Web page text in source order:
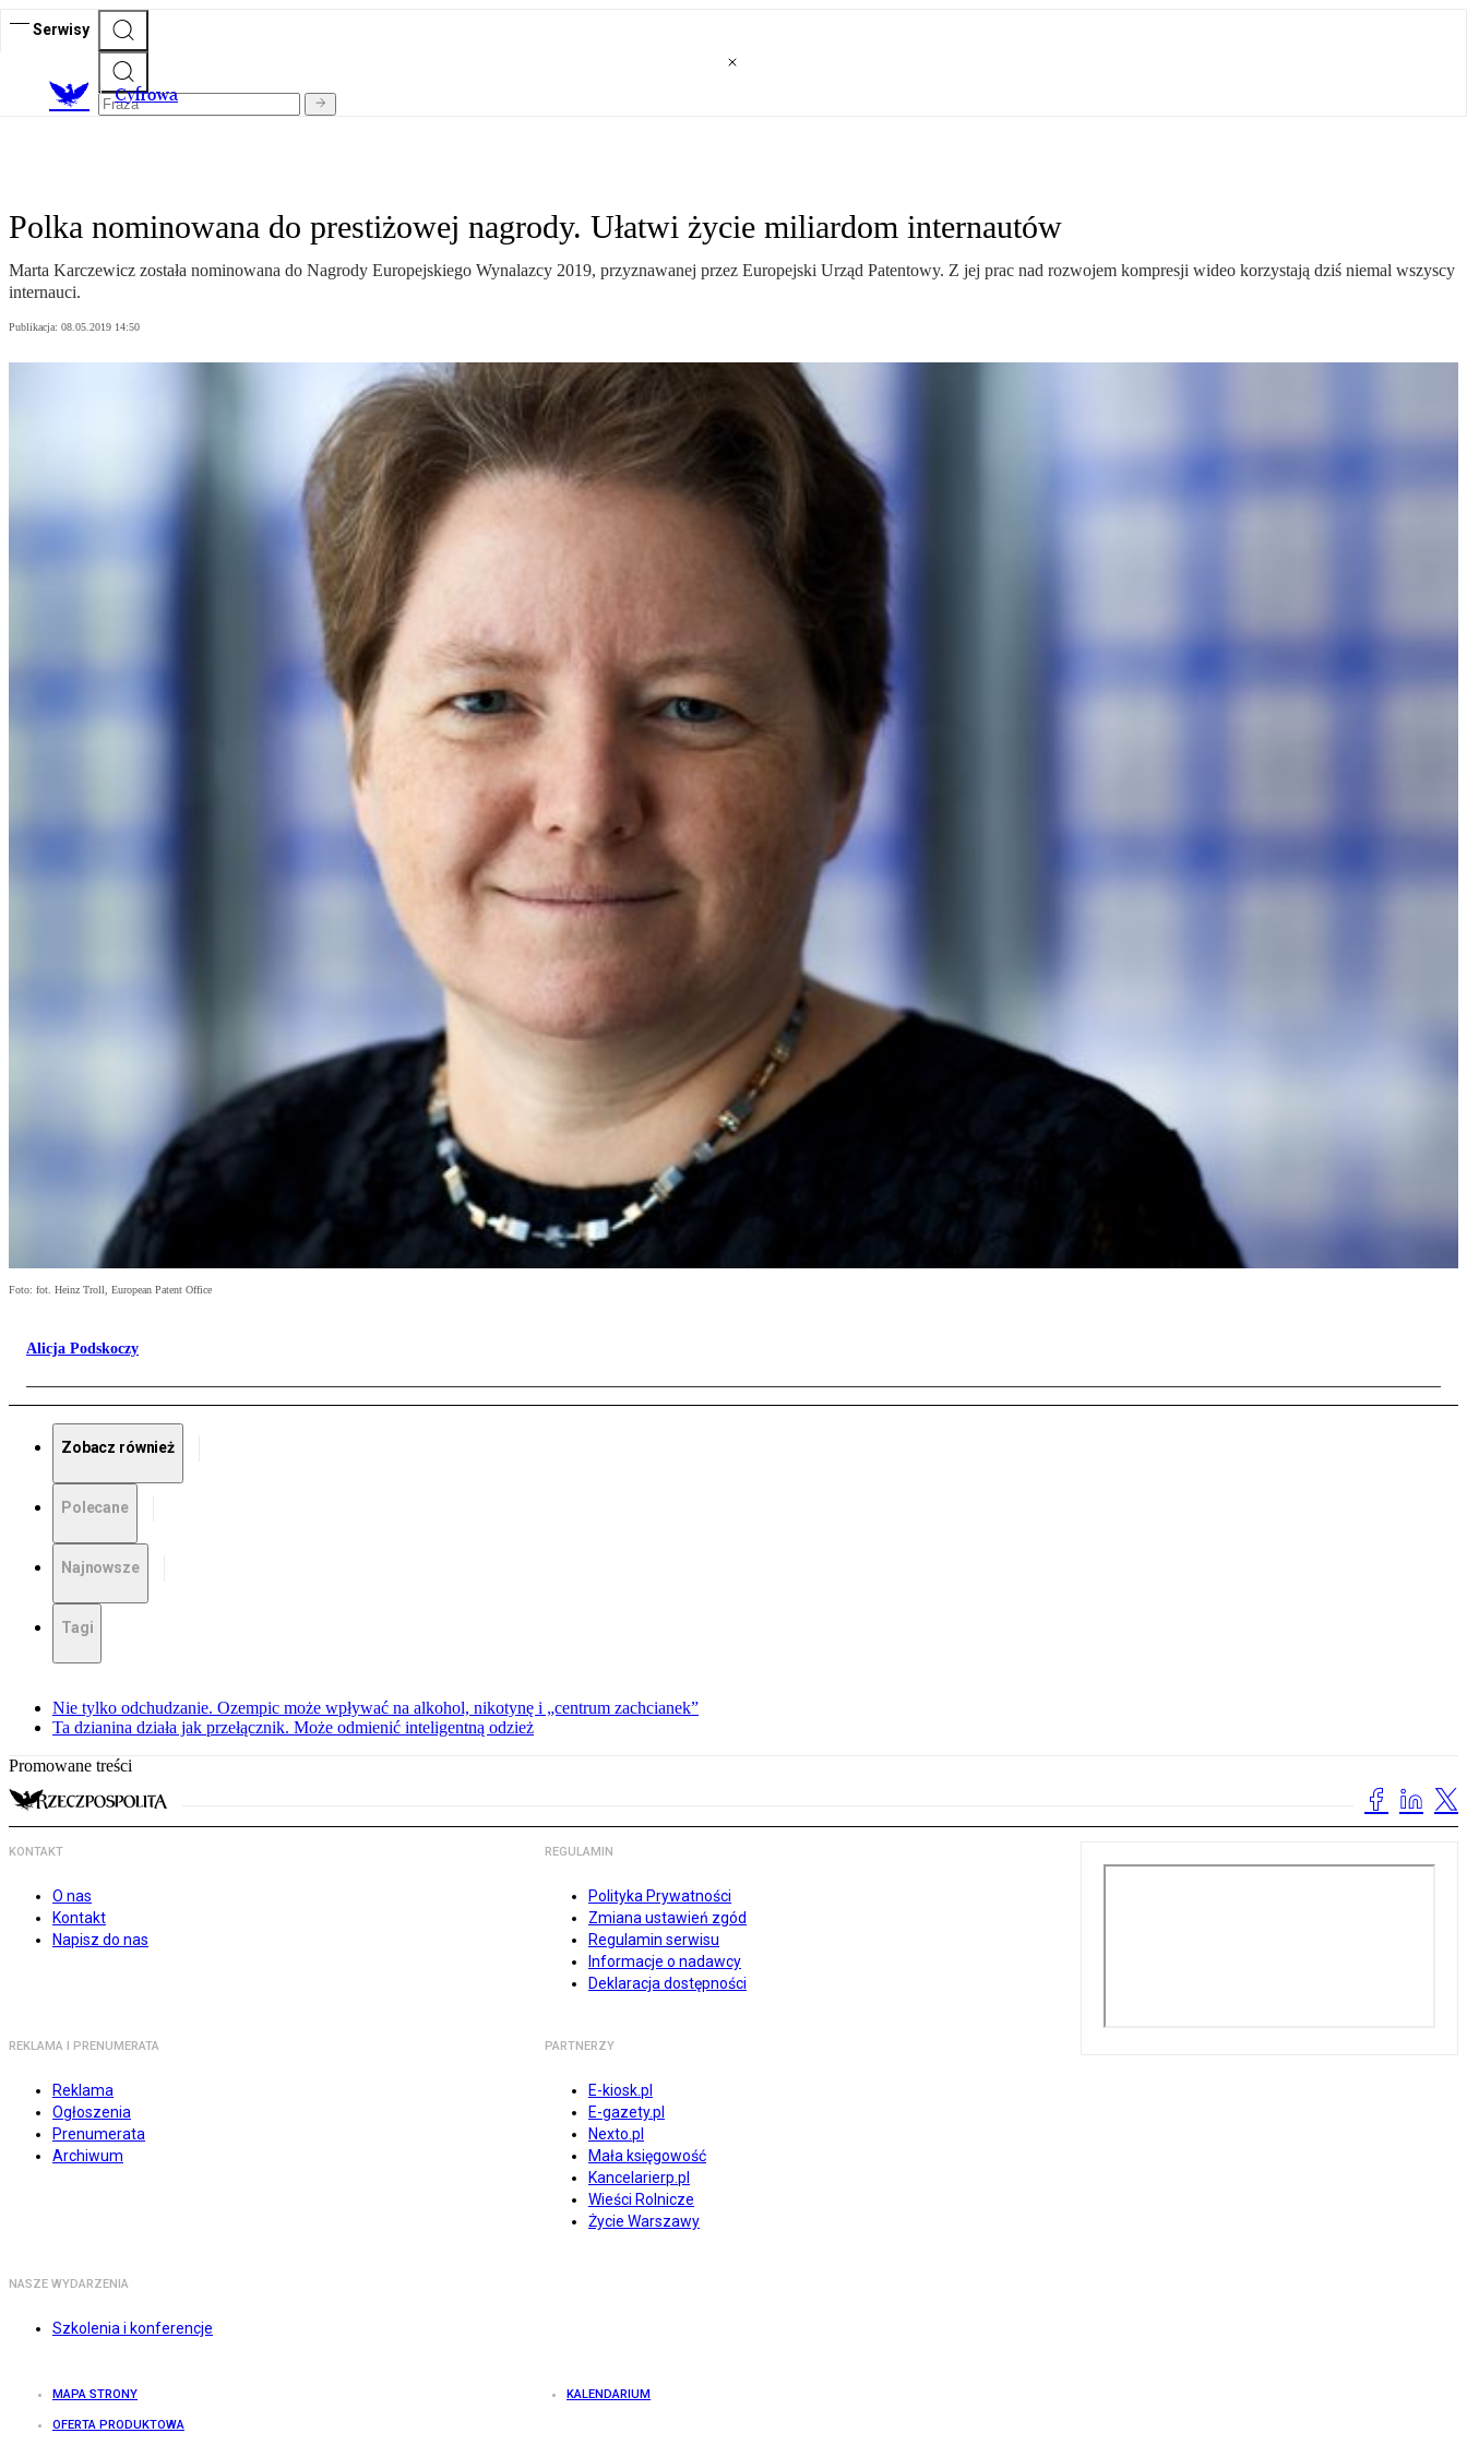
Serwisy
Cyfrowa
Polka nominowana do prestiżowej nagrody. Ułatwi życie miliardom internautów
Marta Karczewicz została nominowana do Nagrody Europejskiego Wynalazcy 2019, przyznawanej przez Europejski Urząd Patentowy. Z jej prac nad rozwojem kompresji wideo korzystają dziś niemal wszyscy
internauci.
Publikacja: 08.05.2019 14:50
Foto: fot. Heinz Troll, European Patent Office
Alicja Podskoczy
Zobacz również
Polecane
Najnowsze
Tagi
Nie tylko odchudzanie. Ozempic może wpływać na alkohol, nikotynę i „centrum zachcianek”
Ta dzianina działa jak przełącznik. Może odmienić inteligentną odzież
Promowane treści
KONTAKT
O nas
Kontakt
Napisz do nas
REGULAMIN
Polityka Prywatności
Zmiana ustawień zgód
Regulamin serwisu
Informacje o nadawcy
Deklaracja dostępności
REKLAMA I PRENUMERATA
Reklama
Ogłoszenia
Prenumerata
Archiwum
PARTNERZY
E-kiosk.pl
E-gazety.pl
Nexto.pl
Mała księgowość
Kancelarierp.pl
Wieści Rolnicze
Życie Warszawy
NASZE WYDARZENIA
Szkolenia i konferencje
MAPA STRONY KALENDARIUM
OFERTA PRODUKTOWA